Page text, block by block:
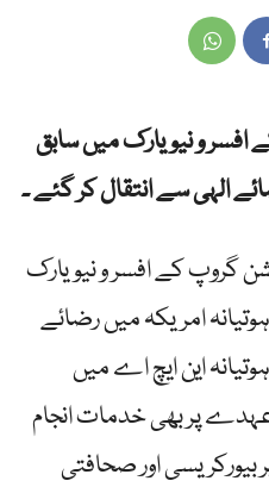
افسر و نیویارک میں سابق
الہی سے انتقال کر گئے ۔
گروپ کے افسر و نیویارک
امریکہ میں رضائے
این ایچ اے میں
پر بھی خدمات انجام
اور صحافتی